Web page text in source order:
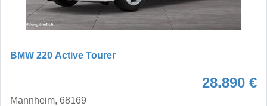
BMW 220 Active Tourer
28.890 €
Mannheim, 68169